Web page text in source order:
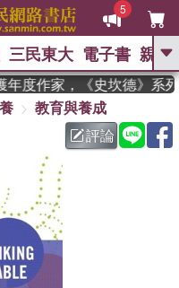
5
GO
野圭吾 、 高希均教授回憶錄
父親節 、 如果歷
暑期推薦 、 國際布克
錄
、 方念華
、 數學女孩：黎曼猜想
神經
三民東大 電子書 親子
度作家，《史坎德》系列
教育與養成
評論